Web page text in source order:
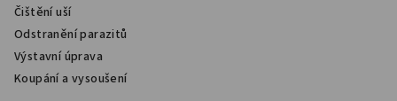
Čištění uší
Odstranění parazitů
Výstavní úprava
Koupání a vysoušení